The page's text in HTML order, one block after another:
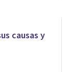
causas y